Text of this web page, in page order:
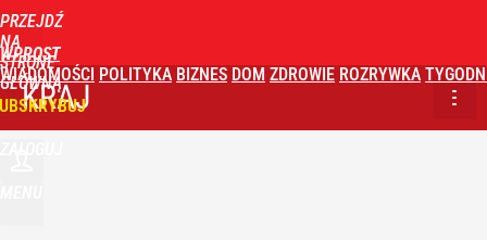
PRZEJDŹ
NA
STRONĘ
GŁÓWNĄ
WPROST
WIADOMOŚCI POLITYKA BIZNES DOM ZDROWIE ROZRYWKA
KRAJ